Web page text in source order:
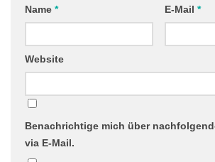
Name * E-Mail *
Website
Benachrichtige mich über
via E-Mail.